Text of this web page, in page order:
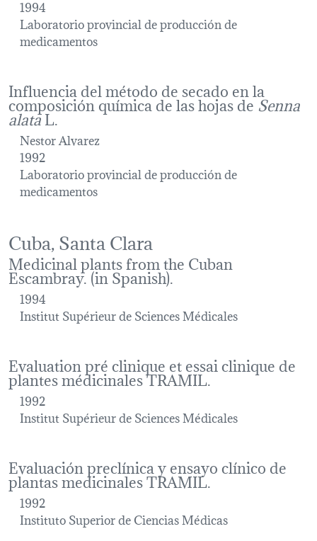
1994
Laboratorio provincial de producción de
medicamentos
Influencia del método de secado en la
composición química de las hojas deSenna
alataL.
Nestor Alvarez
1992
Laboratorio provincial de producción de
medicamentos
Cuba, Santa Clara
Medicinal plants from the Cuban
Escambray. (in Spanish).
1994
Institut Supérieur de Sciences Médicales
Evaluation pré clinique et essai clinique de
plantes médicinales TRAMIL.
1992
Institut Supérieur de Sciences Médicales
Evaluación preclínica y ensayo clínico de
plantas medicinales TRAMIL.
1992
Instituto Superior de Ciencias Médicas